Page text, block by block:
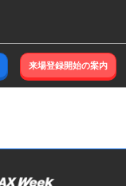
来場登録開始の案内